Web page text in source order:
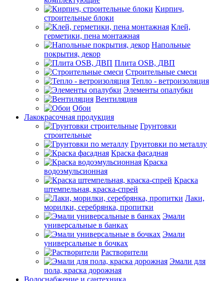
Кирпич,
строительные блоки
Клей,
герметики, пена монтажная
Напольные
покрытия, декор
Плита OSB, ДВП
Строительные смеси
Тепло - ветроизоляция
Элементы опалубки
Вентиляция
Обои
Лакокрасочная продукция
Грунтовки
строительные
Грунтовки по металлу
Краска фасадная
Краска
водоэмульсионная
Краска
штемпельная, краска-спрей
Лаки,
морилки, серебрянка, пропитки
Эмали
универсальные в банках
Эмали
универсальные в бочках
Растворители
Эмали для
пола, краска дорожная
Водоснабжение и сантехника